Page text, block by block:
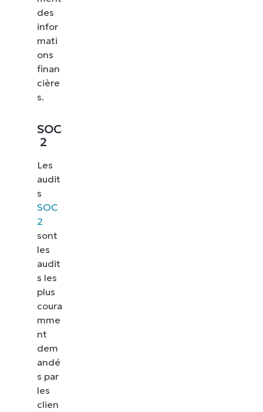
des
infor
mati
ons
finan
cière
s.
SOC
2
Les
audit
s
SOC
2
sont
les
audit
s les
plus
coura
mme
nt
dem
andé
s par
les
clien